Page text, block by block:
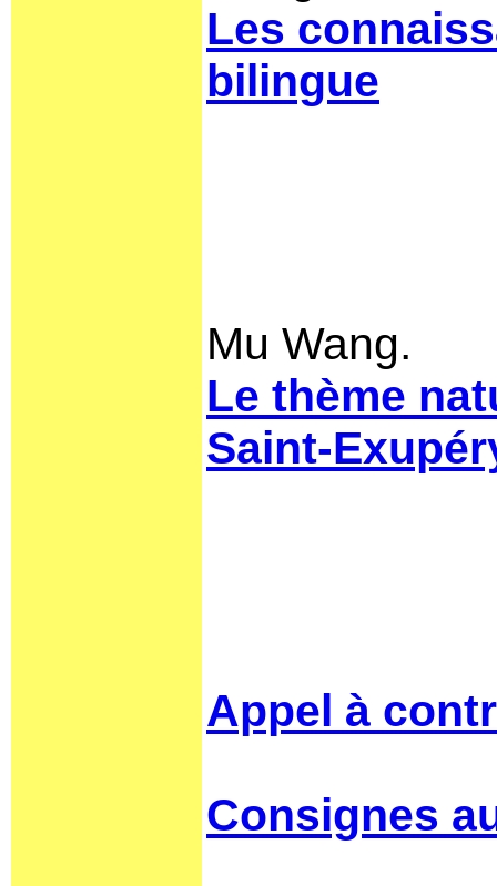
Les
bilingue
Mu Wang.
Le thème
Saint-
Appel à
Consignes